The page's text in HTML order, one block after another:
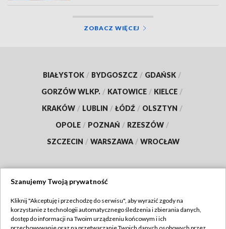
ZOBACZ WIĘCEJ
BIAŁYSTOK / BYDGOSZCZ / GDAŃSK /
GORZÓW WLKP. / KATOWICE / KIELCE /
KRAKÓW / LUBLIN / ŁÓDŹ / OLSZTYN /
OPOLE / POZNAŃ / RZESZÓW /
SZCZECIN / WARSZAWA / WROCŁAW
TVP
Szanujemy Twoją prywatność
Kliknij "Akceptuję i przechodzę do serwisu", aby wyrazić zgody na
korzystanie z technologii automatycznego śledzenia i zbierania danych,
dostęp do informacji na Twoim urządzeniu końcowym i ich